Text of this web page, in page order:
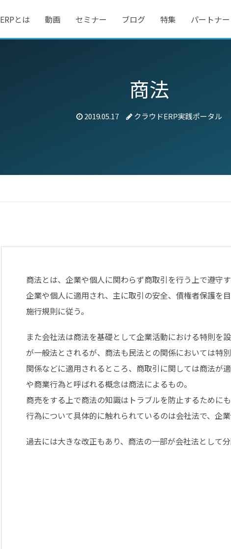
ERPとは 動画 セミナー ブログ 特集 パートナー
商法
2019.05.17 クラウドERP実践ポータル
商法とは、企業や個人に関わらず商取引を行う上で遵守
企業や個人に適用され、主に取引の安全、債権者保護を
施行規則に従う。
また会社法は商法を基礎として企業活動における特則を
が一般法とされるが、商法も民法との関係においては特
関係などに適用されるところ、商取引に関しては商法が
や商業行為と呼ばれる概念は商法によるもの。
商売をする上で商法の知識はトラブルを防止するために
行為について具体的に触れられているのは会社法で、企
過去には大きな改正もあり、商法の一部が会社法として